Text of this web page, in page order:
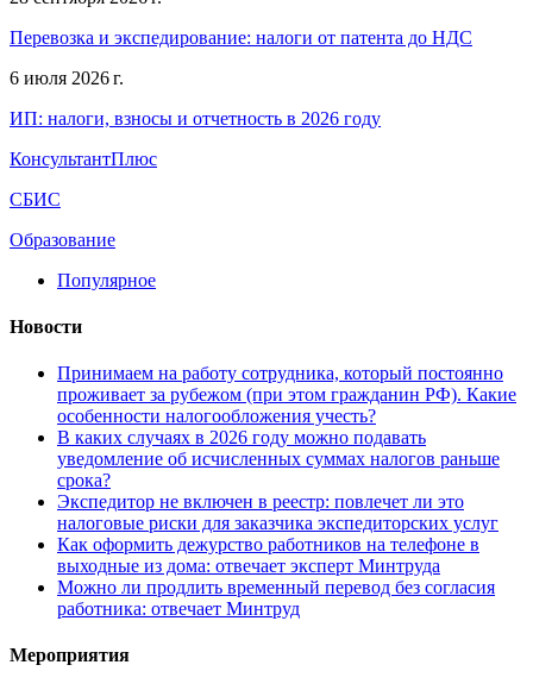
Перевозка и экспедирование: налоги от патента до НДС
6 июля 2026 г.
ИП: налоги, взносы и отчетность в 2026 году
КонсультантПлюс
СБИС
Образование
Популярное
Новости
Принимаем на работу сотрудника, который постоянно
проживает за рубежом (при этом гражданин РФ). Какие
особенности налогообложения учесть?
В каких случаях в 2026 году можно подавать
уведомление об исчисленных суммах налогов раньше
срока?
Экспедитор не включен в реестр: повлечет ли это
налоговые риски для заказчика экспедиторских услуг
Как оформить дежурство работников на телефоне в
выходные из дома: отвечает эксперт Минтруда
Можно ли продлить временный перевод без согласия
работника: отвечает Минтруд
Мероприятия